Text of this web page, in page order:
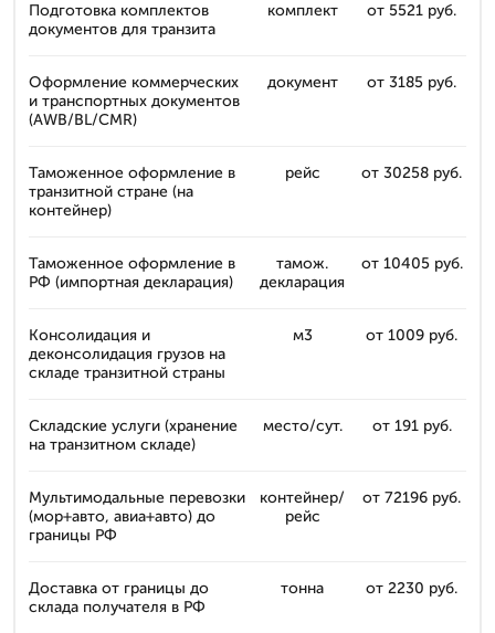
Подготовка комплектов
документов для транзита
комплект от 5521 руб.
Оформление коммерческих
и транспортных документов
(AWB/BL/CMR)
документ от 3185 руб.
Таможенное оформление в
транзитной стране (на
контейнер)
рейс от 30258 руб.
Таможенное оформление в
РФ (импортная декларация)
тамож.
декларация
от 10405 руб.
Консолидация и
деконсолидация грузов на
складе транзитной страны
м3 от 1009 руб.
Складские услуги (хранение
на транзитном складе)
место/сут. от 191 руб.
Мультимодальные перевозки
(мор+авто, авиа+авто) до
границы РФ
контейнер/
рейс
от 72196 руб.
Доставка от границы до
склада получателя в РФ
тонна от 2230 руб.